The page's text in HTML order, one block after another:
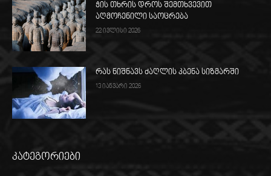
ჭის თხრის დროს შემთხვევით
აღმოჩენილი საოცრება
22 ივლისი 2026
რას ნიშნავს ძაღლის კბენა სიზმარში
13 იანვარი 2026
კატეგორიები